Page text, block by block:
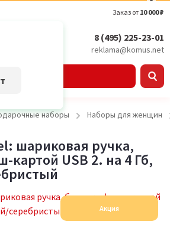
Заказ от 10 000 ₽
8 (495) 225-23-01
reklama@komus.net
наборы Наборы для женщин
шариковая ручка,
картой USB 2. на 4 Гб,
Акция